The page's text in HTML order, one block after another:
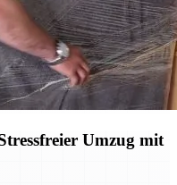
Umzug mit